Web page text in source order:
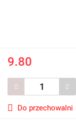
9.80
Do przechowalni